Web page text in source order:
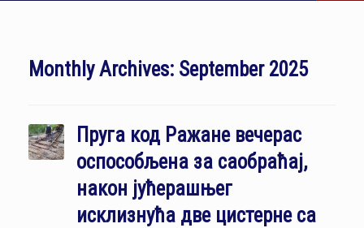
Monthly Archives: September 2025
Пруга код Ражане вечерас
оспособљена за саобраћај,
након јућерашњег
исклизнућа две цистерне са